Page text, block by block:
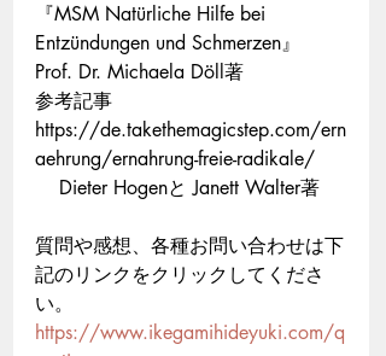
『MSM Natürliche Hilfe bei
Entzündungen und Schmerzen』
Prof. Dr. Michaela Döll著
参考記事
https://de.takethemagicstep.com/ern
aehrung/ernahrung-freie-radikale/
    Dieter Hogenと Janett Walter著
質問や感想、各種お問い合わせは下
記のリンクをクリックしてくださ
い。
https://www.ikegamihideyuki.com/q